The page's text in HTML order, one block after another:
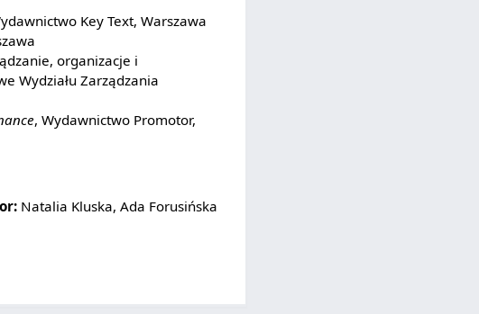
Key Text, Warszawa
organizacje i
Wydziału Zarządzania
, Wydawnictwo Promotor,
Natalia Kluska, Ada Forusińska